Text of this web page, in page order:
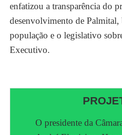
enfatizou a transparência do
desenvolvimento de Palmital,
população e o legislativo
Executivo.
O presidente da